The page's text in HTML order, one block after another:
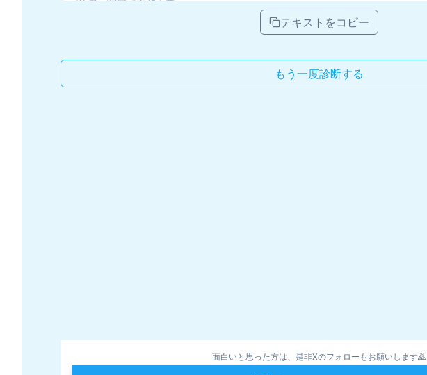
テキストをコピー
もう一度診断する
面白いと思った方は、是非Xのフォローもお願いします🙇